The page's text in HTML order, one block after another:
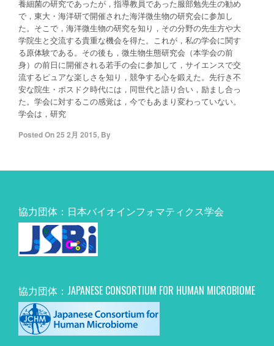
養細菌の研究であったが，指導教員であった服部勉先生の勧め
で，東大・海洋研で開催された海洋微生物の研究会に参加し
た。そこで，海洋微生物の研究を知り，その分野の先生方や大
学院生と交流する貴重な機会を得た。これが，私の学会に関す
る原体験である。その後も，微生物生態研究会（本学会の前
身）の前日に開催される若手の会に参加して，サイエンスで交
流するピュアな楽しさを知り，競争する心を鍛えた。先行き不
安な院生・ポスドク時代には，同世代と語り合い，励まし合っ
た。学会に対するこの感覚は，今でもあまり変わっていない。
学会は，研究
Posted On25 2月 2015, By
協力団体：日本バイオインフォマティクス学会
協力団体：JAPANESE CONSORTIUM FOR HUMAN MICROBIOME